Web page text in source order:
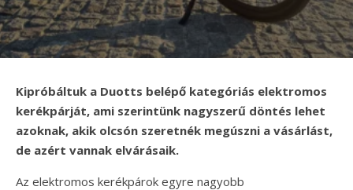
Kipróbáltuk a Duotts belépő kategóriás elektromos
kerékpárját, ami szerintünk nagyszerű döntés lehet
azoknak, akik olcsón szeretnék megúszni a vásárlást,
de azért vannak elvárásaik.
Az elektromos kerékpárok egyre nagyobb